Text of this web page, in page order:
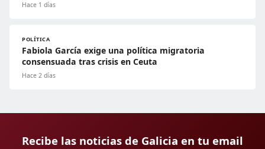
Hace 1 días
POLÍTICA
Fabiola García exige una política migratoria
consensuada tras crisis en Ceuta
Hace 2 días
Recibe las noticias de Galicia en tu email